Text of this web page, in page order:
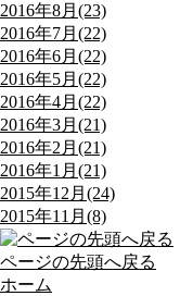
2016年8月(23)
2016年7月(22)
2016年6月(22)
2016年5月(22)
2016年4月(22)
2016年3月(21)
2016年2月(21)
2016年1月(21)
2015年12月(24)
2015年11月(8)
ページの先頭へ戻る
ホーム